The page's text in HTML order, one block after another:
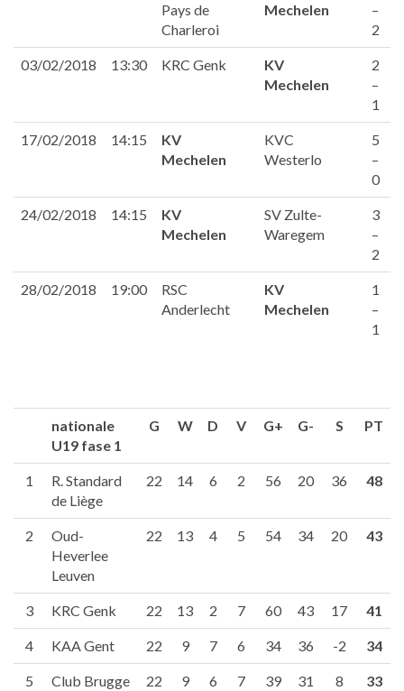
Pays de
Charleroi
Mechelen
–
2
03/02/2018 13:30 KRC Genk
KV
Mechelen
2
–
1
17/02/2018 14:15
KV
Mechelen
KVC
Westerlo
5
–
0
24/02/2018 14:15
KV
Mechelen
SV Zulte-
Waregem
3
–
2
28/02/2018 19:00
RSC
Anderlecht
KV
Mechelen
1
–
1
nationale
U19 fase 1
G W D V G+ G- S PT
1
R. Standard
de Liège
22 14 6 2 56 20 36 48
2
Oud-
Heverlee
Leuven
22 13 4 5 54 34 20 43
3 KRC Genk 22 13 2 7 60 43 17 41
4 KAA Gent 22 9 7 6 34 36 -2 34
5
Club Brugge
22 9 6 7 39 31 8 33